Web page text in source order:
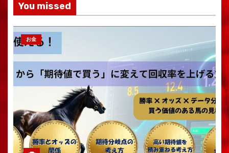
You missed
お金